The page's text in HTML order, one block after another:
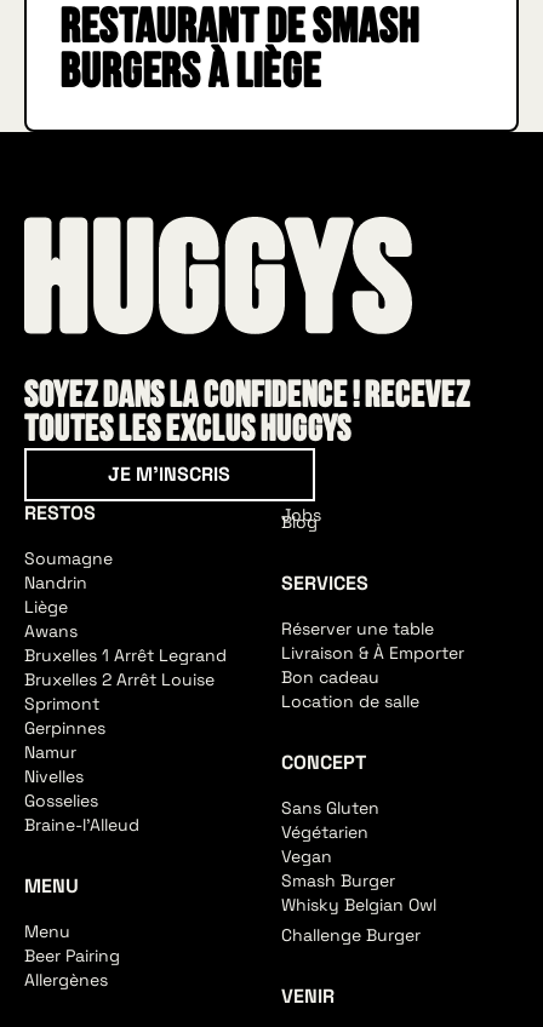
Restaurant de smash
burgers à Liège
Soyez dans la confidence ! Recevez
toutes les exclus HUGGYS
Je m'inscris
JE M'INSCRIS
RESTOS
Soumagne
Nandrin
Liège
Awans
Bruxelles 1 Arrêt Legrand
Bruxelles 2 Arrêt Louise
Sprimont
Gerpinnes
Namur
Nivelles
Gosselies
Braine-l'Alleud
MENU
Menu
Beer Pairing
Allergènes
Jobs
Blog
SERVICES
Réserver une table
Livraison & À Emporter
Bon cadeau
Location de salle
CONCEPT
Sans Gluten
Végétarien
Vegan
Smash Burger
Whisky Belgian Owl
Challenge Burger
VENIR